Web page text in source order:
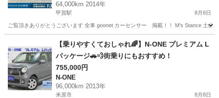
64,000km 2014年
甲賀駅 8月8日
ご覧頂きありがとうございます 全車 goonet カーセンサー 掲載！！ M's Stance 土
甲賀駅 N-ONE goonet
【乗りやすくておしゃれ🌈】N-ONE プレミアム L
パッケージ🚗💨街乗りにもおすすめ！
755,000円
N-ONE
96,000km 2013年
米原市 8月8日